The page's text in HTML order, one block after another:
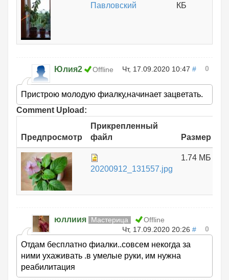
Павловский
КБ
Юлия2 Offline Чт, 17.09.2020 10:47 # 0
Пристрою молодую фиалку,начинает зацветать.
Comment Upload:
Предпросмотр
Прикрепленный
файл
Размер
20200912_131557.jpg
1.74 МБ
юллиия Мастерица
Offline
Чт, 17.09.2020 20:26 # 0
Отдам бесплатно фиалки..совсем некогда за
ними ухаживать .в умелые руки, им нужна
реабилитация